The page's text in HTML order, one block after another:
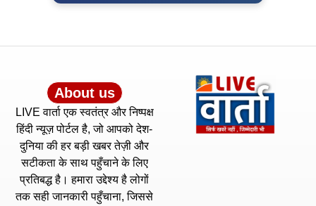
About us
LIVE वार्ता एक स्वतंत्र और निष्पक्ष
हिंदी न्यूज़ पोर्टल है, जो आपको देश-
दुनिया की हर बड़ी खबर तेज़ी और
सटीकता के साथ पहुँचाने के लिए
प्रतिबद्ध है। हमारा उद्देश्य है लोगों
तक सही जानकारी पहुँचाना, जिससे